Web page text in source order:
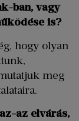
ban, vagy
is?
hogy olyan
meg
az elvárás,